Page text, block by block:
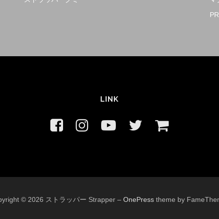
LINK
© 2026 ストラッパー Strapper – OnePresstheme by